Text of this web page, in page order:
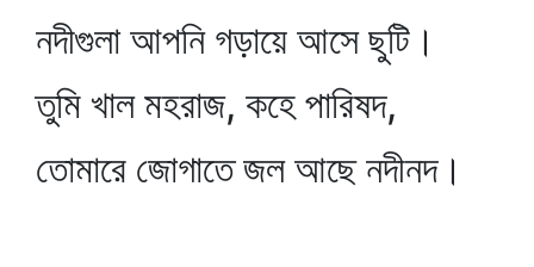
নদীগুলা আপনি গড়ায়ে আসে ছুটি।
তুমি খাল মহরাজ, কহে পারিষদ,
তোমারে জোগাতে জল আছে নদীনদ।